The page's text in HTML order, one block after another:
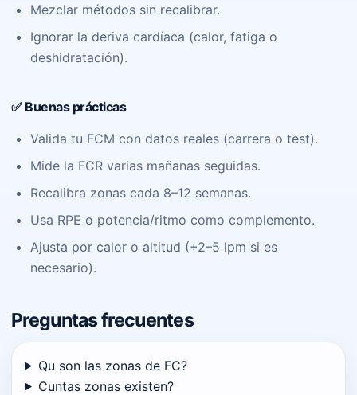
Mezclar métodos sin recalibrar.
Ignorar la deriva cardíaca (calor, fatiga o
deshidratación).
✅ Buenas prácticas
Valida tu FCM con datos reales (carrera o test).
Mide la FCR varias mañanas seguidas.
Recalibra zonas cada 8–12 semanas.
Usa RPE o potencia/ritmo como complemento.
Ajusta por calor o altitud (+2–5 lpm si es
necesario).
Preguntas frecuentes
Qu son las zonas de FC?
Cuntas zonas existen?